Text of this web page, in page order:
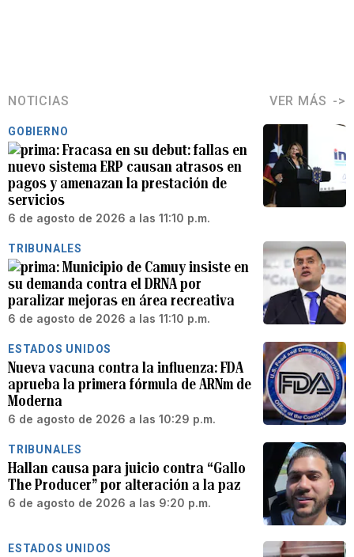
NOTICIAS VER MÁS
GOBIERNO
Fracasa en su debut: fallas en
nuevo sistema ERP causan atrasos en
pagos y amenazan la prestación de
servicios
6 de agosto de 2026 a las 11:10 p.m.
TRIBUNALES
Municipio de Camuy insiste en
su demanda contra el DRNA por
paralizar mejoras en área recreativa
6 de agosto de 2026 a las 11:10 p.m.
ESTADOS UNIDOS
Nueva vacuna contra la influenza: FDA
aprueba la primera fórmula de ARNm de
Moderna
6 de agosto de 2026 a las 10:29 p.m.
TRIBUNALES
Hallan causa para juicio contra “Gallo
The Producer” por alteración a la paz
6 de agosto de 2026 a las 9:20 p.m.
ESTADOS UNIDOS